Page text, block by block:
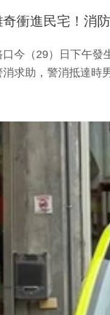
衝進民宅！消
今（29）日下午
求助，警消抵達時